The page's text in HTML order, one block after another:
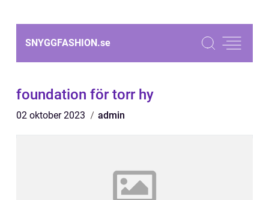
SNYGGFASHION.se
foundation för torr hy
02 oktober 2023 admin